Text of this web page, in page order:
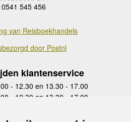
0541 545 456
van Reisboekhandels
door Postnl
klantenservice
- 12.30 en 13.30 - 17.00
- 12.30 en 13.30 - 17.00
- 12.30 en 13.30 - 17.00